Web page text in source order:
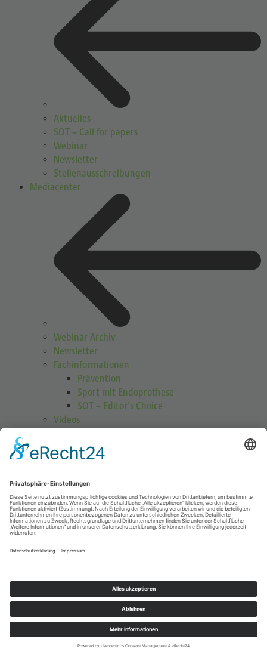
Aktuelles
SOT – Call for papers
Webinar
Newsletter
Stellenausschreibungen
Mediacenter
Webinar Archiv
Newsletter
Fachinformationen
Prävention
Sport mit Endoprothese
SOT – Editor’s Choice
Videos
Schulterübungen
Höhenmedizin
Publikationen
Publikationen